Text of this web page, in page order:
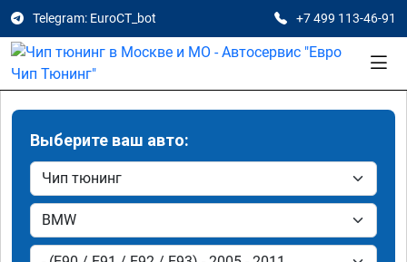
Telegram: EuroCT_bot +7 499 113-46-91
Выберите ваш авто: